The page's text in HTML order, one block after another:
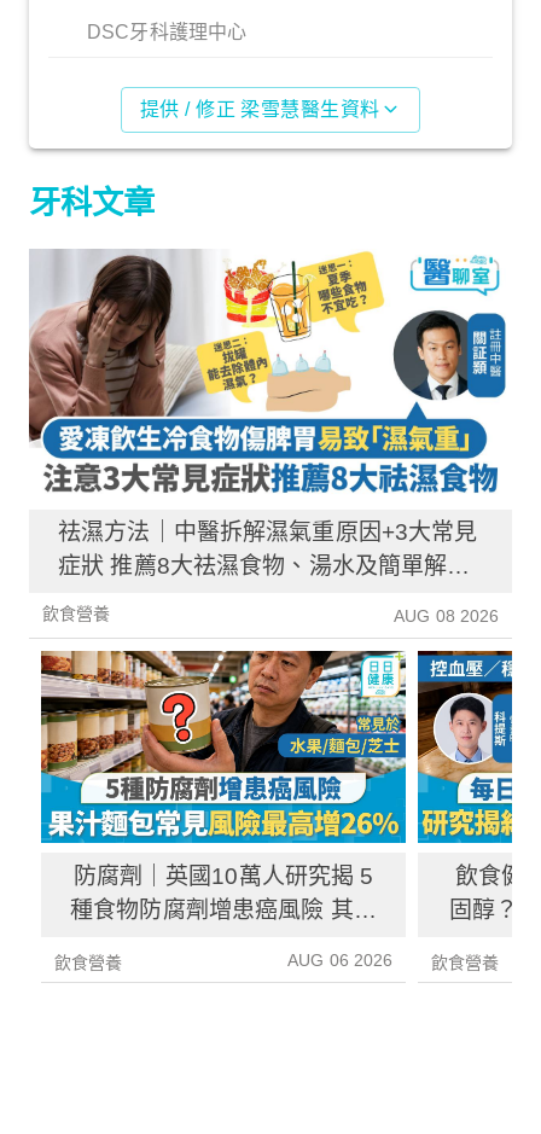
DSC牙科護理中心
提供 / 修正 梁雪慧醫生資料
牙科文章
祛濕方法｜中醫拆解濕氣重原因+3大常見
症狀 推薦8大祛濕食物、湯水及簡單解決
方法！
飲食營養 AUG 08 2026
防腐劑｜英國10萬人研究揭 5
種食物防腐劑增患癌風險 其中
飲食營養 AUG 06 2026
飲食健
固醇？
飲食營養